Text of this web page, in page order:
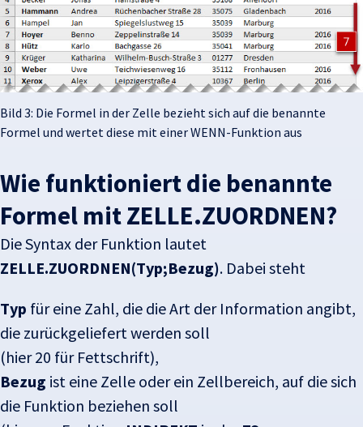
Bild 3: Die Formel in der Zelle bezieht sich auf die benannte
Formel und wertet diese mit einer WENN-Funktion aus
Wie funktioniert die benannte
Formel mit ZELLE.ZUORDNEN?
Die Syntax der Funktion lautet
ZELLE.ZUORDNEN(Typ;Bezug). Dabei steht
Typ für eine Zahl, die die Art der Information angibt,
die zurückgeliefert werden soll
(hier 20 für Fettschrift),
Bezug ist eine Zelle oder ein Zellbereich, auf die sich
die Funktion beziehen soll